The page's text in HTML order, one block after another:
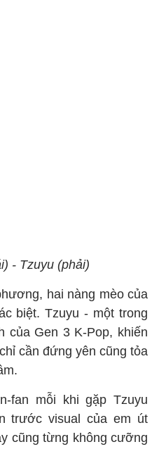
- Tzuyu (phải)
hai nàng mèo của
biệt. Tzuyu - một trong
của Gen 3 K-Pop, khiến
cần đứng yên cũng tỏa
fan mỗi khi gặp Tzuyu
trước visual của em út
cũng từng không cưỡng